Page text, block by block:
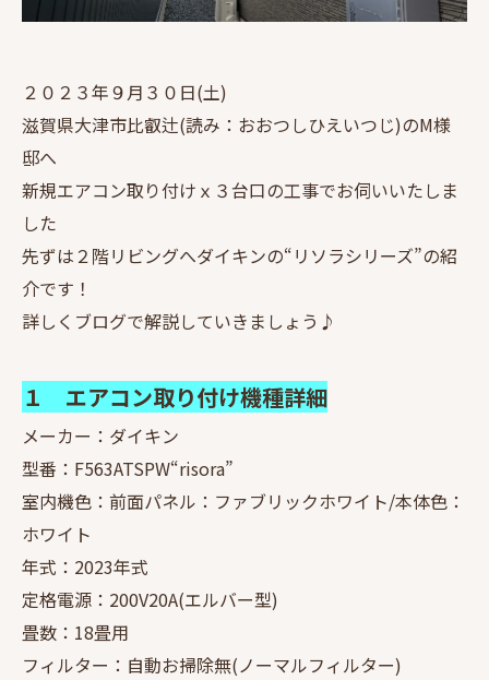
２０２３年９月３０日(土)
滋賀県大津市比叡辻(読み：おおつしひえいつじ)のM様
邸へ
新規エアコン取り付けｘ３台口の工事でお伺いいたしま
した
先ずは２階リビングへダイキンの“リソラシリーズ”の紹
介です！
詳しくブログで解説していきましょう♪
１ エアコン取り付け機種詳細
メーカー：ダイキン
型番：F563ATSPW“risora”
室内機色：前面パネル：ファブリックホワイト/本体色：
ホワイト
年式：2023年式
定格電源：200V20A(エルバー型)
畳数：18畳用
フィルター：自動お掃除無(ノーマルフィルター)